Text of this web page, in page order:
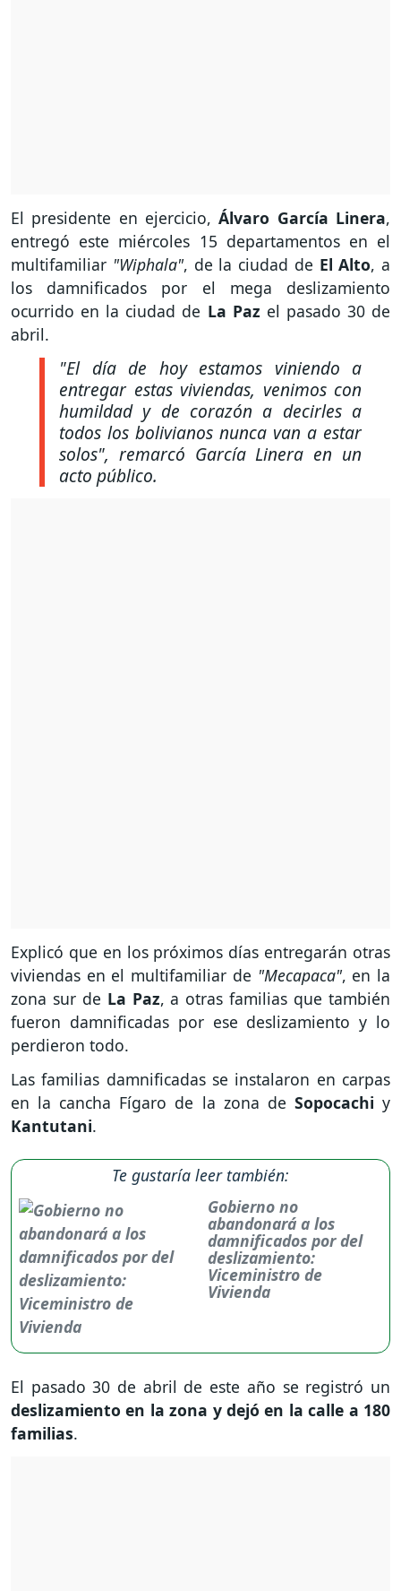
El presidente en ejercicio,Álvaro García Linera,
entregó este miércoles 15 departamentos en el
multifamiliar "Wiphala", de la ciudad de El Alto, a
los damnificados por el mega deslizamiento
ocurrido en la ciudad de La Paz el pasado 30 de
abril.
"El día de hoy estamos viniendo a
entregar estas viviendas, venimos con
humildad y de corazón a decirles a
todos los bolivianos nunca van a estar
solos", remarcó García Linera en un
acto público.
Explicó que en los próximos días entregarán otras
viviendas en el multifamiliar de "Mecapaca", en la
zona sur de La Paz, a otras familias que también
fueron damnificadas por ese deslizamiento y lo
perdieron todo.
Las familias damnificadas se instalaron en carpas
en la cancha Fígaro de la zona de Sopocachiy
Kantutani.
Te gustaría leer también:
Gobierno no
abandonará a los
damnificados por del
deslizamiento:
Viceministro de
Vivienda
El pasado 30 de abril de este año se registró un
deslizamiento en la zona y dejó en la calle a 180
familias.